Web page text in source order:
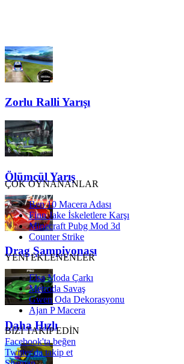
Zorlu Ralli Yarışı
Ölümcül Yarış
Drag Şampiyonası
Daha Hızlı
ÇOK OYNANANLAR
Ben 10 Macera Adası
Finn Jake İskeletlere Karşı
Minecraft Pubg Mod 3d
Counter Strike
YENİ EKLENENLER
Elsa Moda Çarkı
Metroda Savaş
Gwen Oda Dekorasyonu
Ajan P Macera
BİZİ TAKİP EDİN
Facebook'ta beğen
Twitter'da takip et